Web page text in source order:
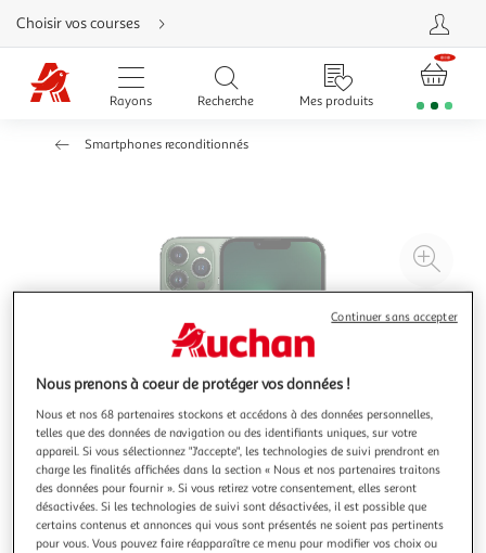
Aller
directement
au
contenu
Aller
directement
Aller
Choisir vos courses
Rayons Recherche Mes produits
Smartphones reconditionnés
à
Illustration
précédente
Illustration
suivante
Nous prenons à coeur de protéger vos données !
Nous et nos 68 partenaires stockons et accédons à des données personnelles,
telles que des données de navigation ou des identifiants uniques, sur votre
appareil. Si vous sélectionnez "J'accepte", les technologies de suivi prendront en
charge les finalités affichées dans la section « Nous et nos partenaires traitons
des données pour fournir ». Si vous retirez votre consentement, elles seront
désactivées. Si les technologies de suivi sont désactivées, il est possible que
certains contenus et annonces qui vous sont présentés ne soient pas pertinents
pour vous. Vous pouvez faire réapparaître ce menu pour modifier vos choix ou
Continuer sans accepter